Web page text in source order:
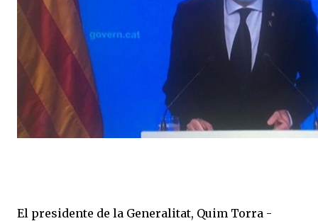
El presidente de la Generalitat, Quim Torra -